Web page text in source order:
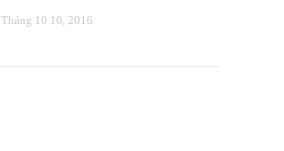
Tháng 10 10, 2016